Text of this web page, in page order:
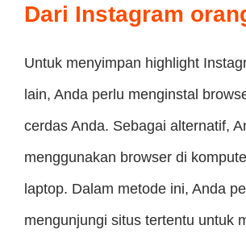
Dari Instagram
Untuk menyimpan highlight
lain, Anda perlu menginstal
cerdas Anda. Sebagai alternatif,
menggunakan browser di
laptop. Dalam metode ini, Anda
mengunjungi situs tertentu untuk